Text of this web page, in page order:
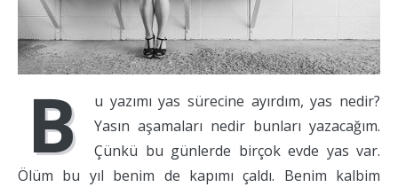
B
u yazımı yas sürecine ayırdım, yas nedir?
Yasın aşamaları nedir bunları yazacağım.
Çünkü bu günlerde birçok evde yas var.
Ölüm bu yıl benim de kapımı çaldı. Benim kalbim